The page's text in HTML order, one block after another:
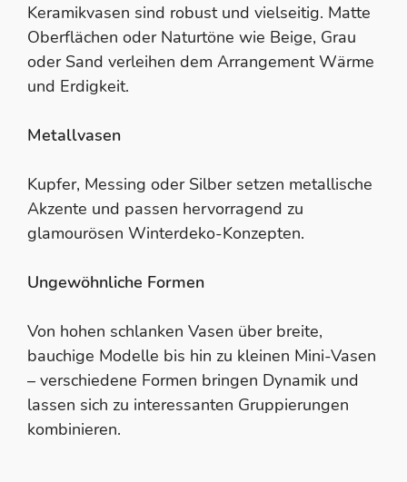
Keramikvasen sind robust und vielseitig. Matte
Oberflächen oder Naturtöne wie Beige, Grau
oder Sand verleihen dem Arrangement Wärme
und Erdigkeit.
Metallvasen
Kupfer, Messing oder Silber setzen metallische
Akzente und passen hervorragend zu
glamourösen Winterdeko-Konzepten.
Ungewöhnliche Formen
Von hohen schlanken Vasen über breite,
bauchige Modelle bis hin zu kleinen Mini-Vasen
– verschiedene Formen bringen Dynamik und
lassen sich zu interessanten Gruppierungen
kombinieren.